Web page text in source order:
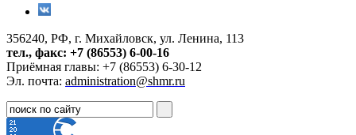
356240, РФ, г. Михайловск, ул. Ленина, 113
тел., факс: +7 (86553) 6-00-16
Приёмная главы: +7 (86553) 6-30-12
Эл. почта: administration@shmr.ru